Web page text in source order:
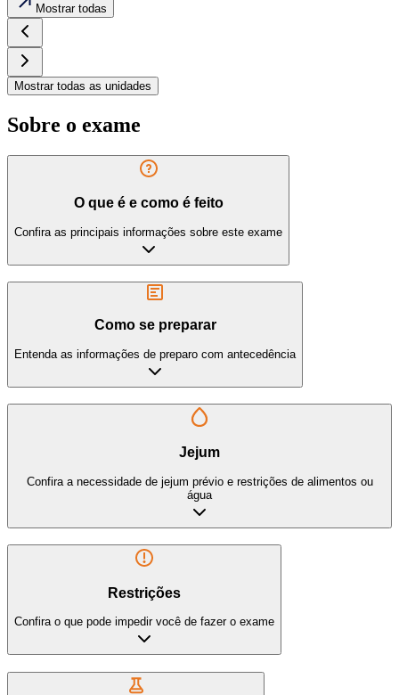
Mostrar todas
Mostrar todas as unidades
Sobre o exame
O que é e como é feito
Confira as principais informações sobre este exame
Como se preparar
Entenda as informações de preparo com antecedência
Jejum
Confira a necessidade de jejum prévio e restrições de alimentos ou
água
Restrições
Confira o que pode impedir você de fazer o exame